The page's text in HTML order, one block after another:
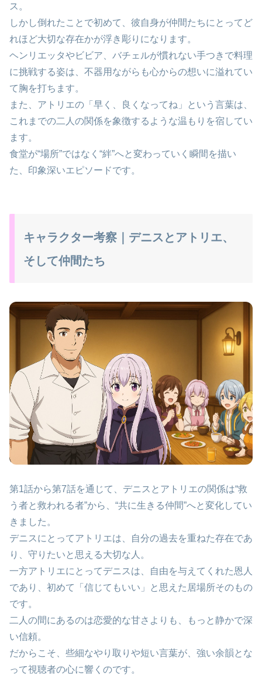
ス。
しかし倒れたことで初めて、彼自身が仲間たちにとってど
れほど大切な存在かが浮き彫りになります。
ヘンリエッタやビビア、バチェルが慣れない手つきで料理
に挑戦する姿は、不器用ながらも心からの想いに溢れてい
て胸を打ちます。
また、アトリエの「早く、良くなってね」という言葉は、
これまでの二人の関係を象徴するような温もりを宿してい
ます。
食堂が“場所”ではなく“絆”へと変わっていく瞬間を描い
た、印象深いエピソードです。
キャラクター考察｜デニスとアトリエ、
そして仲間たち
第1話から第7話を通じて、デニスとアトリエの関係は“救
う者と救われる者”から、“共に生きる仲間”へと変化してい
きました。
デニスにとってアトリエは、自分の過去を重ねた存在であ
り、守りたいと思える大切な人。
一方アトリエにとってデニスは、自由を与えてくれた恩人
であり、初めて「信じてもいい」と思えた居場所そのもの
です。
二人の間にあるのは恋愛的な甘さよりも、もっと静かで深
い信頼。
だからこそ、些細なやり取りや短い言葉が、強い余韻とな
って視聴者の心に響くのです。